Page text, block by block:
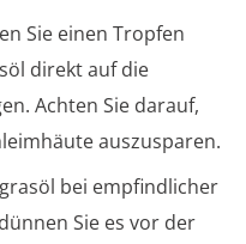
Sie einen Tropfen
direkt auf die
Achten Sie darauf,
auszusparen.
bei empfindlicher
Sie es vor der